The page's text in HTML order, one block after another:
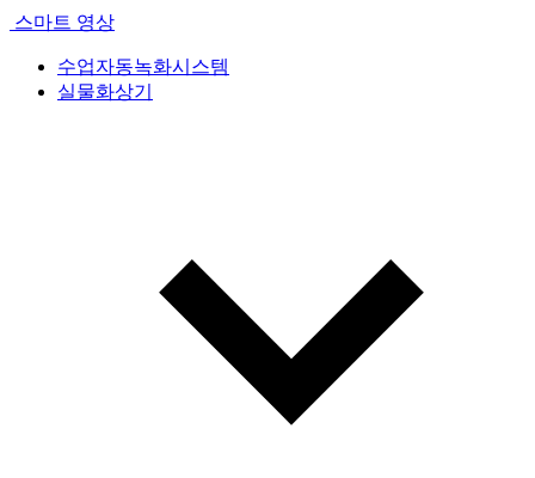
스마트 영상
수업자동녹화시스템
실물화상기